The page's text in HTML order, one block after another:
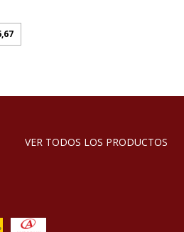
VER TODOS LOS PRODUCTOS